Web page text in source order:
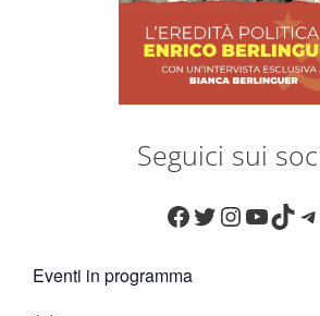
Seguici sui
Facebook
Twitter
Eventi in programma